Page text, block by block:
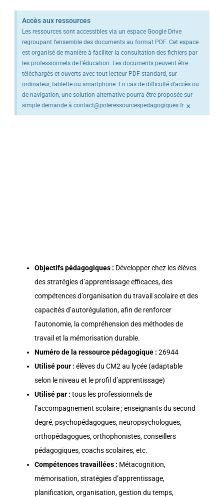
Accès aux ressources
Les ressources sont accessibles via un espace Google Drive
regroupant l’ensemble des documents au format PDF. Cet espace
est organisé de manière à faciliter la consultation des fichiers par
les professionnels de l’éducation. Les documents peuvent être
téléchargés et ouverts avec tout lecteur PDF standard, sur
ordinateur, tablette ou smartphone. En cas de difficulté d’accès ou
de navigation, une solution alternative pourra être proposée sur
simple demande à contact@poleressourcespedagogiques.fr ×
Objectifs pédagogiques : Développer chez les élèves
des stratégies d’apprentissage efficaces, des
compétences d’organisation du travail scolaire et des
capacités d’autorégulation, afin de renforcer
l’autonomie, la compréhension des méthodes de
travail et la mémorisation durable.
Numéro de la ressource pédagogique : 26944
Utilisé pour : élèves du CM2 au lycée (adaptable
selon le niveau et le profil d’apprentissage)
Utilisé par : tous les professionnels de
l’accompagnement scolaire ; enseignants du second
degré, psychopédagogues, neuropsychologues,
orthopédagogues, orthophonistes, conseillers
pédagogiques, coachs scolaires, etc.
Compétences travaillées : Métacognition,
mémorisation, stratégies d’apprentissage,
planification, organisation, gestion du temps,